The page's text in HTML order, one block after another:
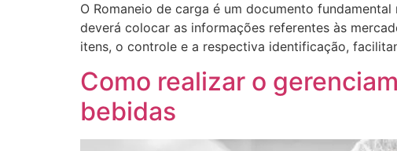
O Romaneio de carga é um documento
deverá colocar as informações referentes às
itens, o controle e a respectiva identificação,
Como realizar o
bebidas